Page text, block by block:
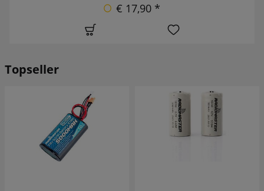
€ 17,90 *
Topseller